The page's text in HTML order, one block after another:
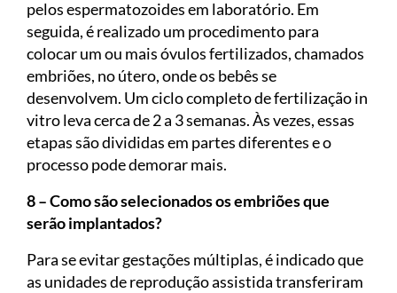
pelos espermatozoides em laboratório. Em
seguida, é realizado um procedimento para
colocar um ou mais óvulos fertilizados, chamados
embriões, no útero, onde os bebês se
desenvolvem. Um ciclo completo de fertilização in
vitro leva cerca de 2 a 3 semanas. Às vezes, essas
etapas são divididas em partes diferentes e o
processo pode demorar mais.
8 – Como são selecionados os embriões que
serão implantados?
Para se evitar gestações múltiplas, é indicado que
as unidades de reprodução assistida transferiram